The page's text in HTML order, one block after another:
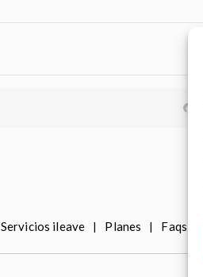
Servicios ileave | Planes | Faqs